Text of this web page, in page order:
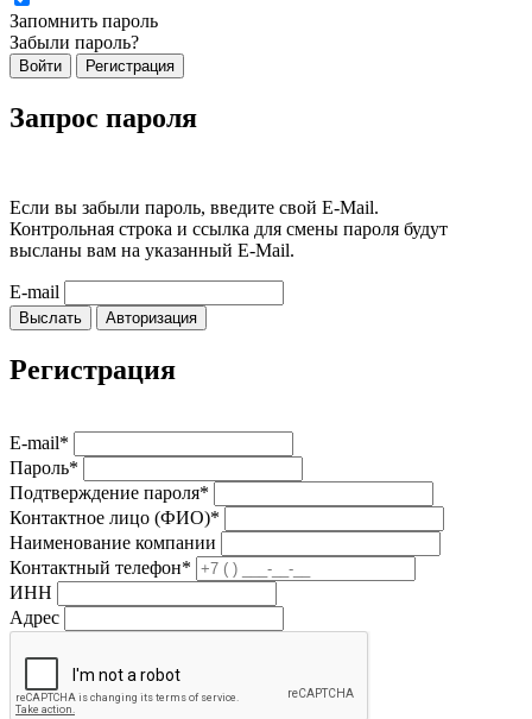
Запомнить пароль
Забыли пароль?
Войти Регистрация
Запрос пароля
Если вы забыли пароль, введите свой E-Mail.
Контрольная строка и ссылка для смены пароля будут
высланы вам на указанный E-Mail.
E-mail
Выслать Авторизация
Регистрация
E-mail*
Пароль*
Подтверждение пароля*
Контактное лицо (ФИО)*
Наименование компании
Контактный телефон*
ИНН
Адрес